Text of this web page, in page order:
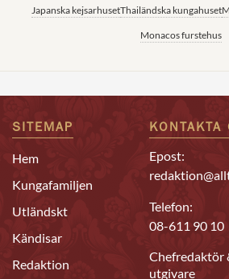
Japanska kejsarhusetThailändska kungahuset
Monacos furstehus
SITEMAP
Hem
Kungafamiljen
Utländskt
Kändisar
Redaktion
KONTAKTA
Epost:
Telefon:
08-611 90 10
Chefredaktör
utgivare